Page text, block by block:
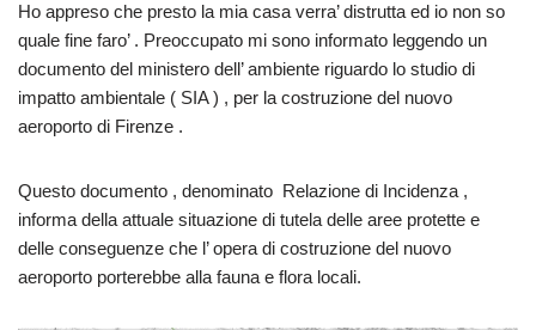
Ho appreso che presto la mia casa verra’ distrutta ed io non so
quale fine faro’ . Preoccupato mi sono informato leggendo un
documento del ministero dell’ ambiente riguardo lo studio di
impatto ambientale ( SIA ) , per la costruzione del nuovo
aeroporto di Firenze .
Questo documento , denominato Relazione di Incidenza ,
informa della attuale situazione di tutela delle aree protette e
delle conseguenze che l’ opera di costruzione del nuovo
aeroporto porterebbe alla fauna e flora locali.